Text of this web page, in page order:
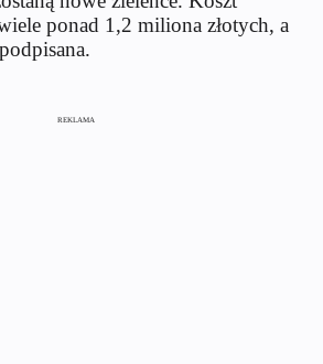
ponad 1,2 miliona złotych, a
REKLAMA